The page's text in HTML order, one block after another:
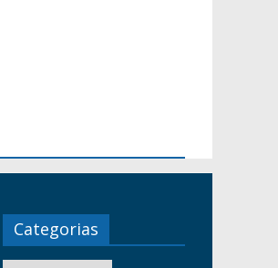
Categorias